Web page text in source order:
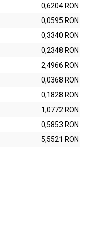
0,6204 RON
0,0595 RON
0,3340 RON
0,2348 RON
2,4966 RON
0,0368 RON
0,1828 RON
1,0772 RON
0,5853 RON
5,5521 RON